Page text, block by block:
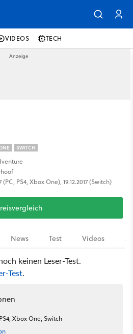
VIDEOS TECH
SWITCH
(PC, PS4, Xbox One), 19.12.2017 (Switch)
News Test Videos
keinen Leser-Test.
Test.
Xbox One, Switch